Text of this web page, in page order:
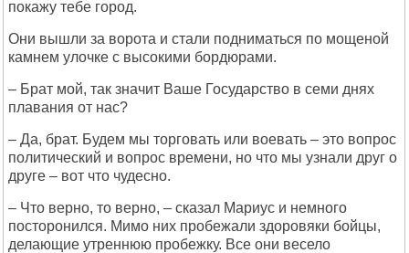
покажу тебе город.
Они вышли за ворота и стали подниматься по мощеной
камнем улочке с высокими бордюрами.
– Брат мой, так значит Ваше Государство в семи днях
плавания от нас?
– Да, брат. Будем мы торговать или воевать – это вопрос
политический и вопрос времени, но что мы узнали друг о
друге – вот что чудесно.
– Что верно, то верно, – сказал Мариус и немного
посторонился. Мимо них пробежали здоровяки бойцы,
делающие утреннюю пробежку. Все они весело